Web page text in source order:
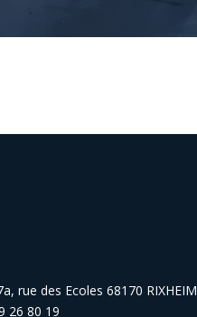
rue des Ecoles 68170 RIXHEIM
26 80 19